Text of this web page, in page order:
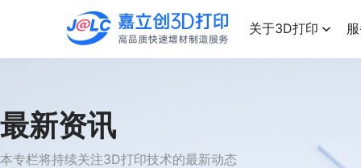
高品质快速增材制造服务
关于3D打印
最新资讯
本专栏将持续关注3D打印技术的最新动态